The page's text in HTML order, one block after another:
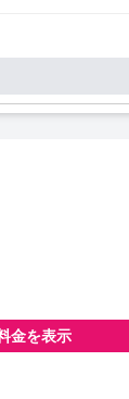
金を表示